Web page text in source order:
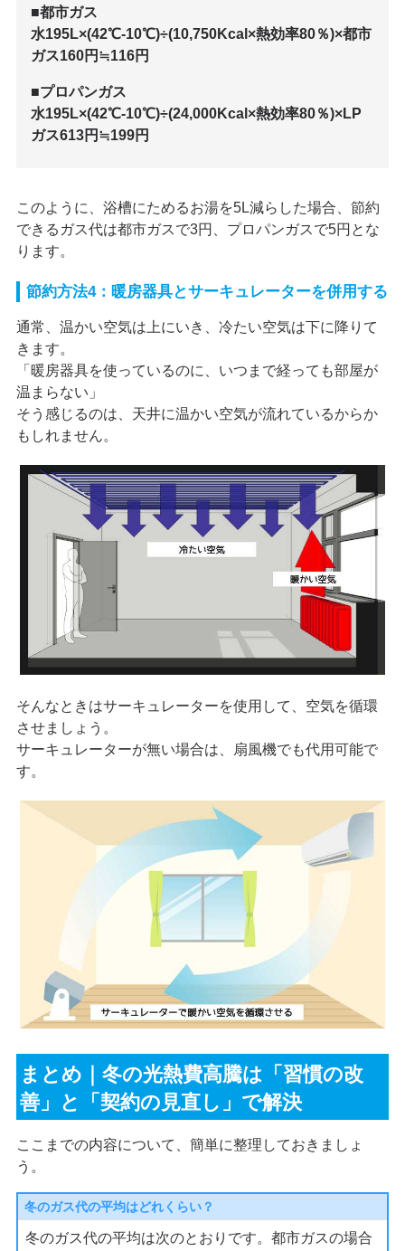
■都市ガス
水195L×(42℃-10℃)÷(10,750Kcal×熱効率80％)×都市
ガス160円≒116円
■プロパンガス
水195L×(42℃-10℃)÷(24,000Kcal×熱効率80％)×LP
ガス613円≒199円
このように、浴槽にためるお湯を5L減らした場合、節約
できるガス代は都市ガスで3円、プロパンガスで5円とな
ります。
節約方法4：暖房器具とサーキュレーターを併用する
通常、温かい空気は上にいき、冷たい空気は下に降りて
きます。
「暖房器具を使っているのに、いつまで経っても部屋が
温まらない」
そう感じるのは、天井に温かい空気が流れているからか
もしれません。
そんなときはサーキュレーターを使用して、空気を循環
させましょう。
サーキュレーターが無い場合は、扇風機でも代用可能で
す。
まとめ｜冬の光熱費高騰は「習慣の改
善」と「契約の見直し」で解決
ここまでの内容について、簡単に整理しておきましょ
う。
冬のガス代の平均はどれくらい？
冬のガス代の平均は次のとおりです。都市ガスの場合